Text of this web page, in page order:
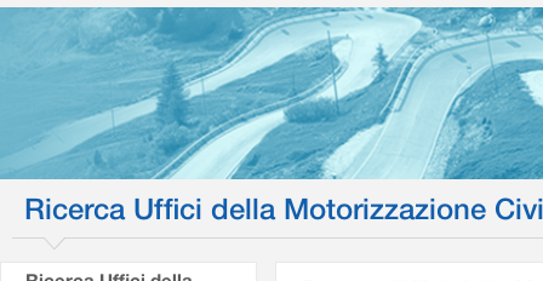
Ricerca Uffici della Motorizzazione